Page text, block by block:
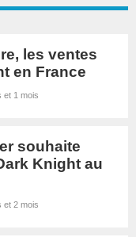
les ventes
en France
et 1 mois
souhaite
Knight au
et 2 mois